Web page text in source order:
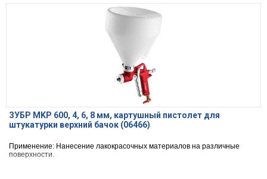
ЗУБР MKP 600, 4, 6, 8 мм, картушный пистолет для
штукатурки верхний бачок (06466)
Применение: Нанесение лакокрасочных материалов на различные
поверхности.